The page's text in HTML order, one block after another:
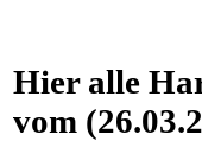
Hier alle
vom